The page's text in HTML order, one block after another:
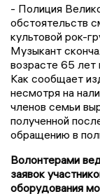
- Полиция
обстоятельств
культовой рок-
Музыкант
возрасте 65 лет
Как сообщает
несмотря на
членов семьи
полученной
обращению в
Волонтерами
заявок
оборудования